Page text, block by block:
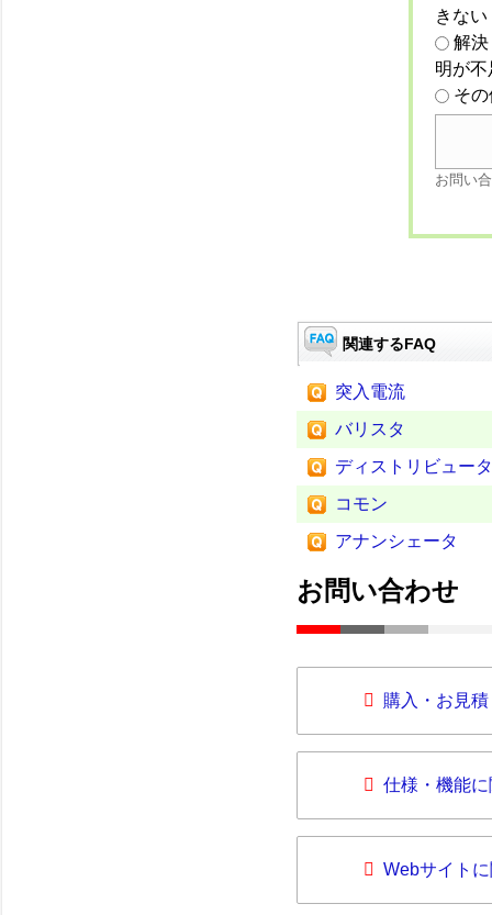
きない
解
明が
そ
お問い
関連するFAQ
突入電流
バリスタ
ディストリビュータ
コモン
アナンシェータ
お問い合わせ
購入・お見
仕様・機能
Webサイト